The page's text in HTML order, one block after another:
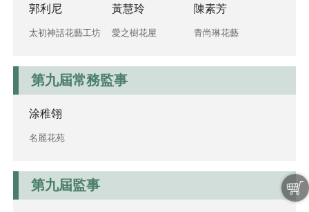
郭利尼
太初神話花藝工坊
黃慧玲
愛之樹花屋
陳素芳
青尚琳花藝
第九屆常務監事
涂稚翎
名麗花苑
第九屆監事